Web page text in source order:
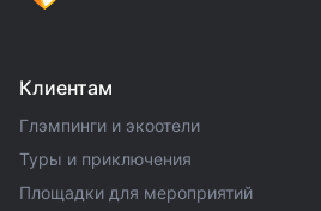
Клиентам
Глэмпинги и экоотели
Туры и приключения
Площадки для мероприятий